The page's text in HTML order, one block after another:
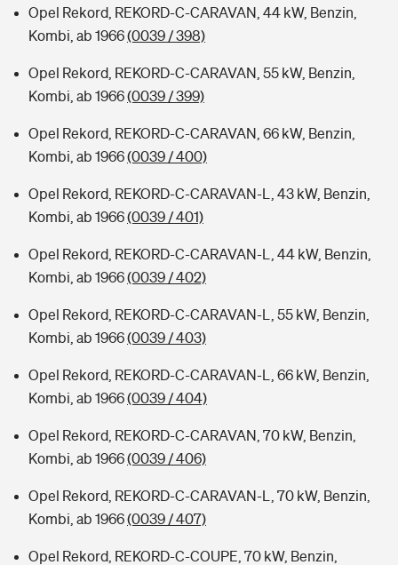
Opel Rekord, REKORD-C-CARAVAN, 44 kW, Benzin,
Kombi, ab 1966(0039 / 398)
Opel Rekord, REKORD-C-CARAVAN, 55 kW, Benzin,
Kombi, ab 1966(0039 / 399)
Opel Rekord, REKORD-C-CARAVAN, 66 kW, Benzin,
Kombi, ab 1966(0039 / 400)
Opel Rekord, REKORD-C-CARAVAN-L, 43 kW, Benzin,
Kombi, ab 1966(0039 / 401)
Opel Rekord, REKORD-C-CARAVAN-L, 44 kW, Benzin,
Kombi, ab 1966(0039 / 402)
Opel Rekord, REKORD-C-CARAVAN-L, 55 kW, Benzin,
Kombi, ab 1966(0039 / 403)
Opel Rekord, REKORD-C-CARAVAN-L, 66 kW, Benzin,
Kombi, ab 1966(0039 / 404)
Opel Rekord, REKORD-C-CARAVAN, 70 kW, Benzin,
Kombi, ab 1966(0039 / 406)
Opel Rekord, REKORD-C-CARAVAN-L, 70 kW, Benzin,
Kombi, ab 1966(0039 / 407)
Opel Rekord, REKORD-C-COUPE, 70 kW, Benzin,